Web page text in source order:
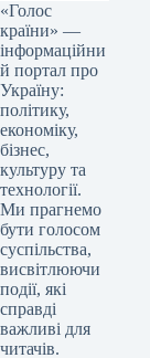
«Голос
країни» —
інформаційни
й портал про
Україну:
політику,
економіку,
бізнес,
культуру та
технології.
Ми прагнемо
бути голосом
суспільства,
висвітлюючи
події, які
справді
важливі для
читачів.